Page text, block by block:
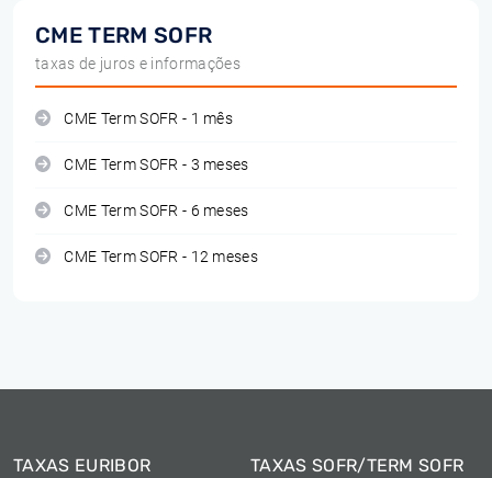
CME TERM SOFR
taxas de juros e informações
CME Term SOFR - 1 mês
CME Term SOFR - 3 meses
CME Term SOFR - 6 meses
CME Term SOFR - 12 meses
TAXAS EURIBOR TAXAS SOFR/TERM SOFR